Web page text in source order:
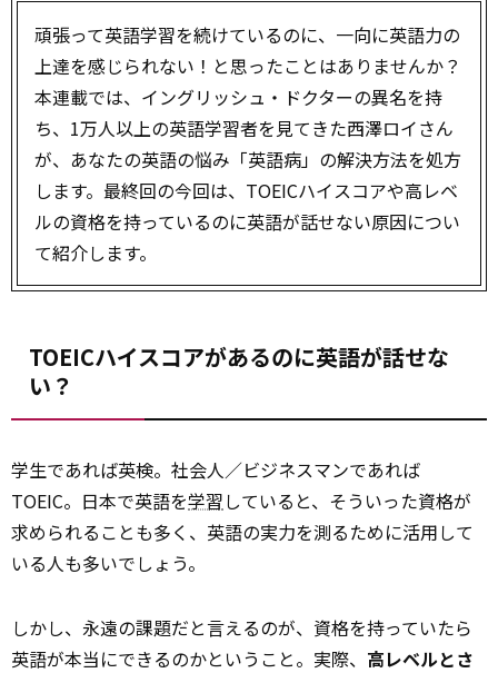
頑張って英語学習を続けているのに、一向に英語力の
上達を感じられない！と思ったことはありませんか？
本連載では、イングリッシュ・ドクターの異名を持
ち、1万人以上の英語学習者を見てきた西澤ロイさん
が、あなたの英語の悩み「英語病」の解決方法を処方
します。最終回の今回は、TOEICハイスコアや高レベ
ルの資格を持っているのに英語が話せない原因につい
て紹介します。
TOEICハイスコアがあるのに英語が話せな
い？
学生であれば英検。社会人／ビジネスマンであれば
TOEIC。日本で英語を学習していると、そういった資格が
求められることも多く、英語の実力を測るために活用して
いる人も多いでしょう。
しかし、永遠の課題だと言えるのが、資格を持っていたら
英語が本当にできるのかということ――。実際、 高レベルとさ